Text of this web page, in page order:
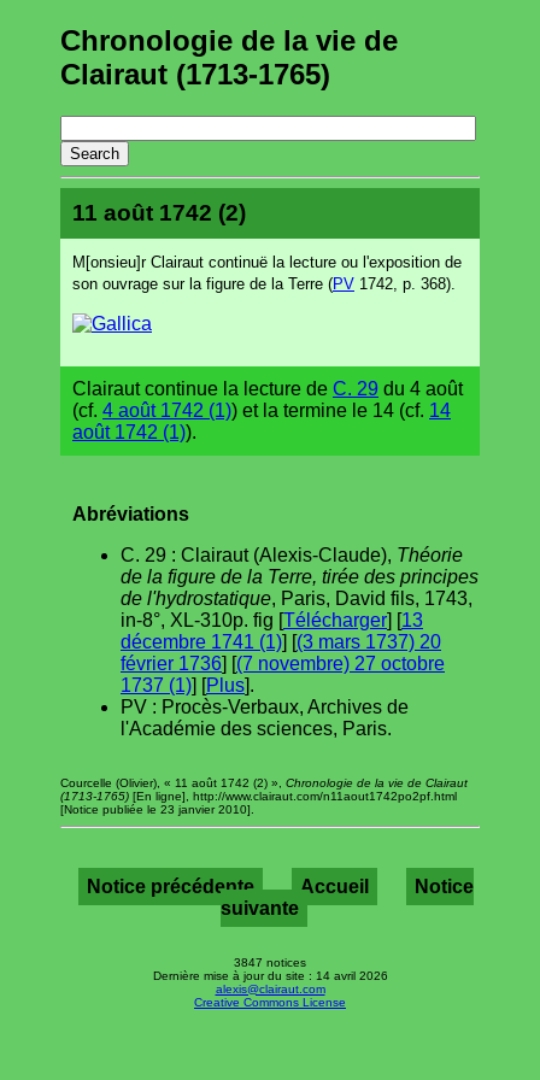
Chronologie de la vie de
Clairaut (1713-1765)
11 août 1742 (2)
M[onsieu]r Clairaut continuë la lecture ou l'exposition de
son ouvrage sur la figure de la Terre (PV 1742, p. 368).
Clairaut continue la lecture de C. 29 du 4 août
(cf. 4 août 1742 (1)) et la termine le 14 (cf. 14
août 1742 (1)).
Abréviations
C. 29 : Clairaut (Alexis-Claude), Théorie
de la figure de la Terre, tirée des principes
de l'hydrostatique, Paris, David fils, 1743,
in-8°, XL-310p. fig [Télécharger] [13
décembre 1741 (1)] [(3 mars 1737) 20
février 1736] [(7 novembre) 27 octobre
1737 (1)] [Plus].
PV : Procès-Verbaux, Archives de
l'Académie des sciences, Paris.
Courcelle (Olivier), « 11 août 1742 (2) », Chronologie de la vie de Clairaut
(1713-1765) [En ligne], http://www.clairaut.com/n11aout1742po2pf.html
[Notice publiée le 23 janvier 2010].
Notice précédente Accueil
Notice
suivante
3847 notices
Dernière mise à jour du site : 14 avril 2026
alexis@clairaut.com
Creative Commons License